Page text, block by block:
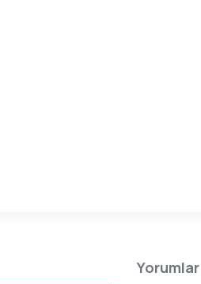
Yorumlar